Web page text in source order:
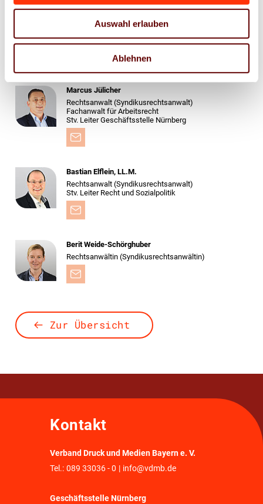
Auswahl erlauben
Ablehnen
Berater Management & Controlling /
Nachhaltigkeit & Umwelt
Marcus Jülicher
Rechtsanwalt (Syndikusrechtsanwalt)
Fachanwalt für Arbeitsrecht
Stv. Leiter Geschäftsstelle Nürnberg
Bastian Elflein, LL.M.
Rechtsanwalt (Syndikus­rechtsanwalt)
Stv. Leiter Recht und Sozialpolitik
Berit Weide-Schörghuber
Rechtsanwältin (Syndikusrechtsanwältin)
Zur Übersicht
Kontakt
Verband Druck und Medien Bayern e. V.
Tel.: 089 33036 - 0 | info@vdmb.de
Geschäftsstelle Nürnberg